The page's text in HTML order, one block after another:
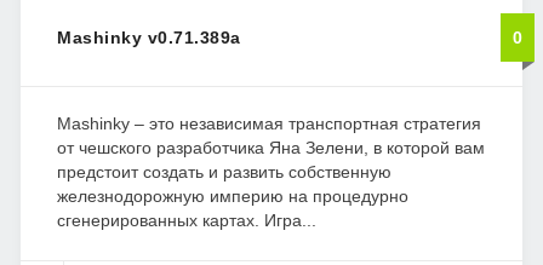
Mashinky v0.71.389a 0
Mashinky – это независимая транспортная стратегия
от чешского разработчика Яна Зелени, в которой вам
предстоит создать и развить собственную
железнодорожную империю на процедурно
сгенерированных картах. Игра...